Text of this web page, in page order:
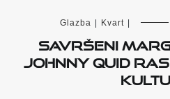
Glazba | Kvart |
Savršeni
Johnny Quid